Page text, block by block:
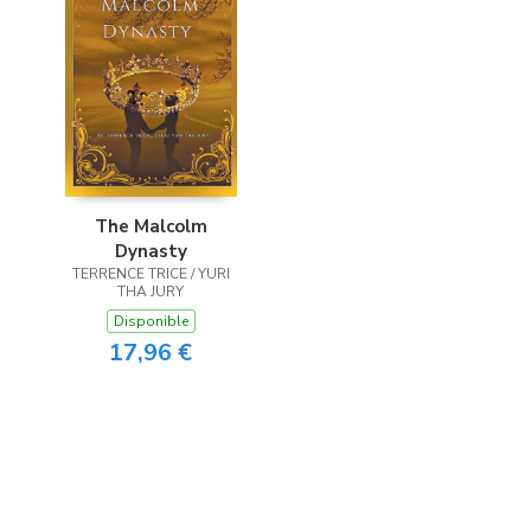
The Malcolm
Dynasty
TERRENCE TRICE / YURI
THA JURY
Disponible
17,96 €